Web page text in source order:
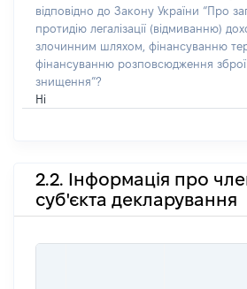
відповідно до Закону України “Про
протидію легалізації (відмиванню)
злочинним шляхом, фінансуванню
фінансуванню розповсюдження
знищення”?
Ні
2.2. Інформація про
суб'єкта декларування